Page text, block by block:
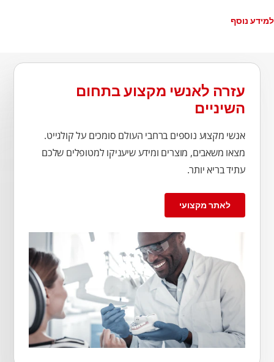
למידע נוסף
עזרה לאנשי מקצוע בתחום
השיניים
אנשי מקצוע נוספים ברחבי העולם סומכים על קולגייט.
מצאו משאבים, מוצרים ומידע שיעניקו למטופלים שלכם
עתיד בריא יותר.
לאתר מקצועי